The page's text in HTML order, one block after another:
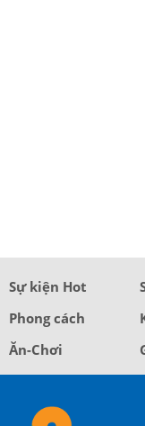
Sự kiện Hot
Phong cách
Ăn-Chơi